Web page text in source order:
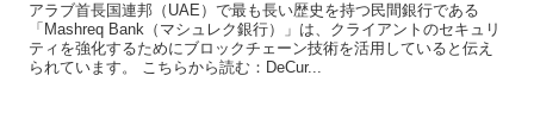
アラブ首長国連邦（UAE）で最も長い歴史を持つ民間銀行である
「Mashreq Bank（マシュレク銀行）」は、クライアントのセキュリ
ティを強化するためにブロックチェーン技術を活用していると伝え
られています。 こちらから読む：DeCur...